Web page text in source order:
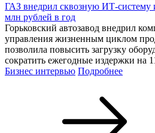
ГАЗ внедрил сквозную ИТ-систему
млн рублей в год
Горьковский автозавод внедрил
управления жизненным циклом
позволила повысить загрузку
сократить ежегодные издержки на
Бизнес интервью Подробнее